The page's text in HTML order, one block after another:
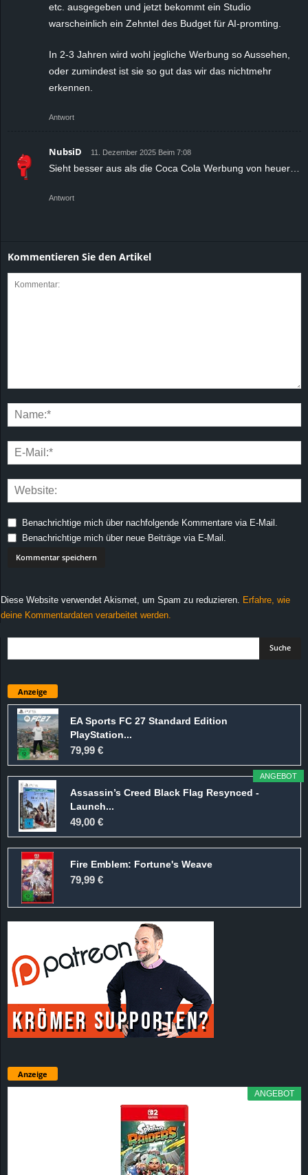
etc. ausgegeben und jetzt bekommt ein Studio
warscheinlich ein Zehntel des Budget für AI-promting.
In 2-3 Jahren wird wohl jegliche Werbung so Aussehen,
oder zumindest ist sie so gut das wir das nichtmehr
erkennen.
Antwort
NubsiD 11. Dezember 2025 Beim 7:08
Sieht besser aus als die Coca Cola Werbung von heuer…
Antwort
Kommentieren Sie den Artikel
Benachrichtige mich über nachfolgende Kommentare via E-Mail.
Benachrichtige mich über neue Beiträge via E-Mail.
Diese Website verwendet Akismet, um Spam zu reduzieren. Erfahre, wie
deine Kommentardaten verarbeitet werden.
Anzeige
EA Sports FC 27 Standard Edition
PlayStation...
79,99 €
ANGEBOT
Assassin’s Creed Black Flag Resynced -
Launch...
49,00 €
Fire Emblem: Fortune's Weave
79,99 €
Anzeige
ANGEBOT